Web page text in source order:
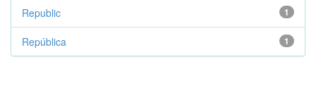
1
Republic
1
República